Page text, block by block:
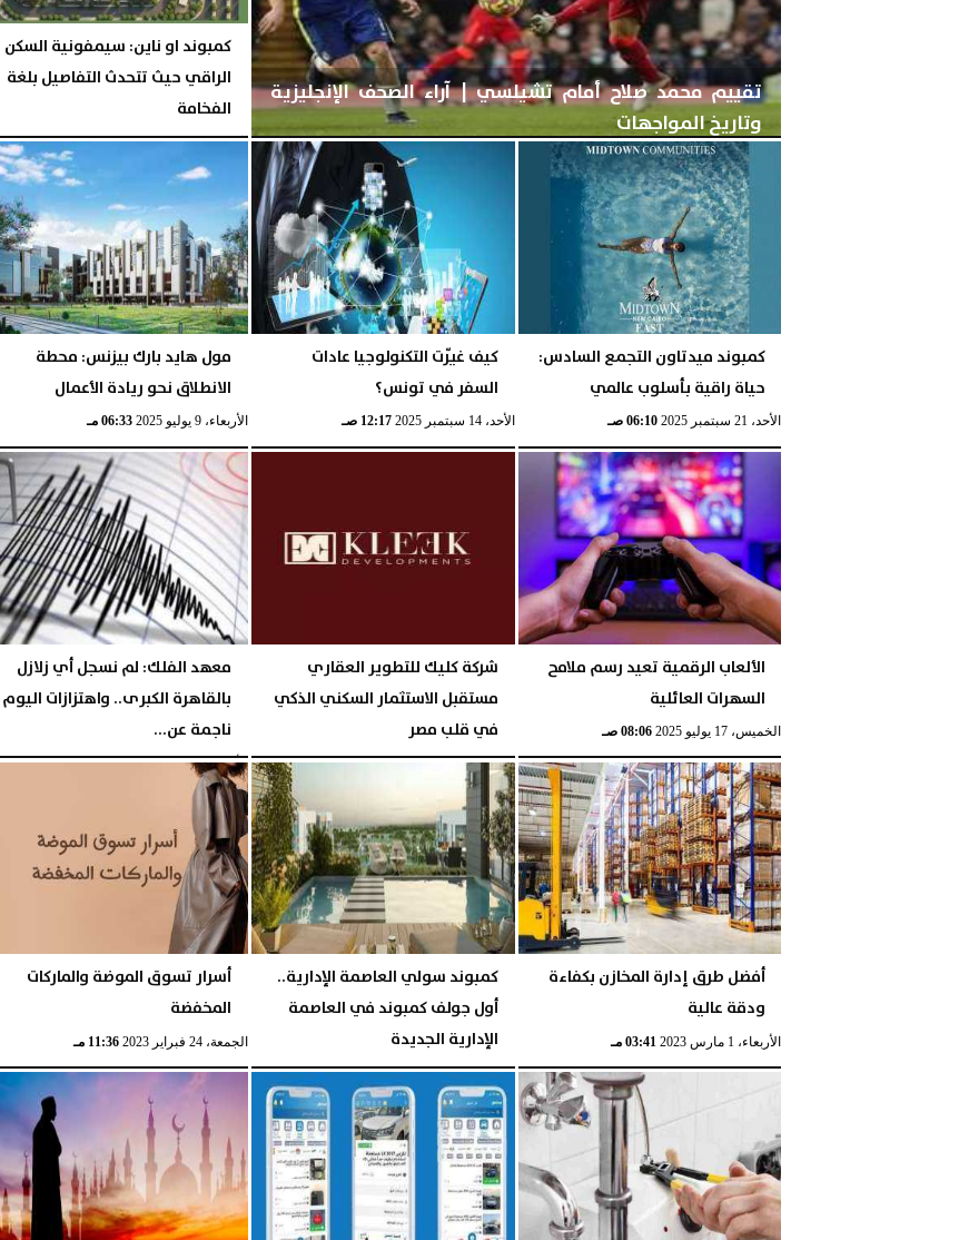
تقييم محمد صلاح أمام تشيلسي | آراء الصحف الإنجليزية
وتاريخ المواجهات
الثلاثاء، 6 مايو 2025 01:52 صـ
كمبوند او ناين: سيمفونية السكن
الراقي حيث تتحدث التفاصيل بلغة
الفخامة
الخميس، 18 ديسمبر 2025 10:12 مـ
كمبوند ميدتاون التجمع السادس:
حياة راقية بأسلوب عالمي
الأحد، 21 سبتمبر 2025 06:10 صـ
كيف غيّرت التكنولوجيا عادات
السفر في تونس؟
الأحد، 14 سبتمبر 2025 12:17 صـ
مول هايد بارك بيزنس: محطة
الانطلاق نحو ريادة الأعمال
الأربعاء، 9 يوليو 2025 06:33 مـ
الألعاب الرقمية تعيد رسم ملامح
السهرات العائلية
الخميس، 17 يوليو 2025 08:06 صـ
شركة كليك للتطوير العقاري
مستقبل الاستثمار السكني الذكي
في قلب مصر
الجمعة، 27 يونيو 2025 10:58 مـ
معهد الفلك: لم نسجل أي زلازل
بالقاهرة الكبرى.. واهتزازات اليوم
ناجمة عن...
الأربعاء، 1 مارس 2023 05:43 مـ
أفضل طرق إدارة المخازن بكفاءة
ودقة عالية
الأربعاء، 1 مارس 2023 03:41 مـ
كمبوند سولي العاصمة الإدارية..
أول جولف كمبوند في العاصمة
الإدارية الجديدة
الجمعة، 3 مارس 2023 08:20 صـ
أسرار تسوق الموضة والماركات
المخفضة
الجمعة، 24 فبراير 2023 11:36 مـ